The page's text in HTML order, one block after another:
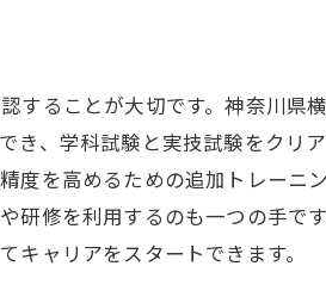
る主な挑戦
リット
保するために
れるスキル
で乗り越える方法
することが大切です。神奈川県
き、学科試験と実技試験をクリ
度を高めるための追加トレーニ
研修を利用するのも一つの手で
ャリアをスタートできます。